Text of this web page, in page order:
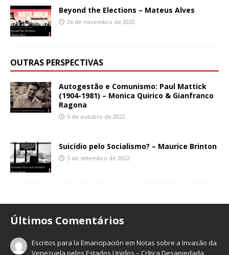
Beyond the Elections – Mateus Alves
26 de novembro de 2020
OUTRAS PERSPECTIVAS
Autogestão e Comunismo: Paul Mattick
(1904-1981) – Monica Quirico & Gianfranco
Ragona
5 de outubro de 2022
Suicídio pelo Socialismo? – Maurice Brinton
5 de setembro de 2022
Últimos Comentários
Escritos para la Emancipación emNotas sobre a Invasão da
Venezuela pelos Estados Unidos – Crítica Desapiedada